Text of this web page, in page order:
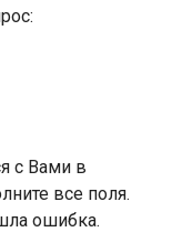
с Вами в
все поля.
ошибка.